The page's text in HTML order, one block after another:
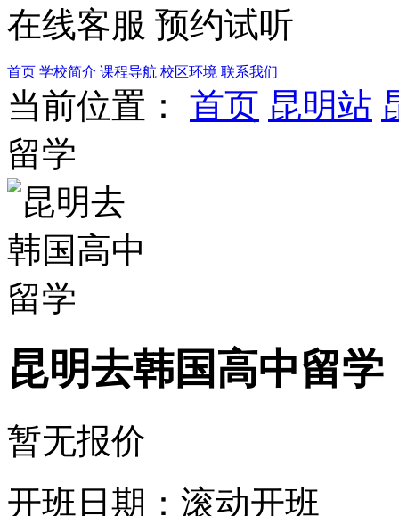
在线客服 预约试听
首页 学校简介 课程导航 校区环境 联系我们
当前位置： 首页 昆明站
留学
昆明去韩国高中留学
暂无报价
开班日期：滚动开班